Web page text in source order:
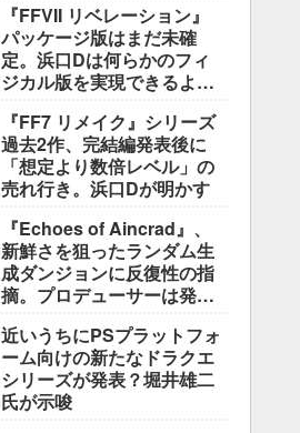
ス」
『FFVII リベレーション』
パッケージ版はまだ未確
定。浜口Dは何らかのフィ
ジカル版を実現できるよう
『FF7 リメイク』シリーズ
過去2作、完結編発表後に
「想定より数倍レベル」の
売れ行き。浜口Dが明かす
『Echoes of Aincrad』、
新鮮さを狙ったランダム生
成ダンジョンに反復性の指
摘。プロデューサーは発売
近いうちにPSプラットフォ
ーム向けの新たなドラクエ
シリーズが発表？堀井雄二
氏が示唆